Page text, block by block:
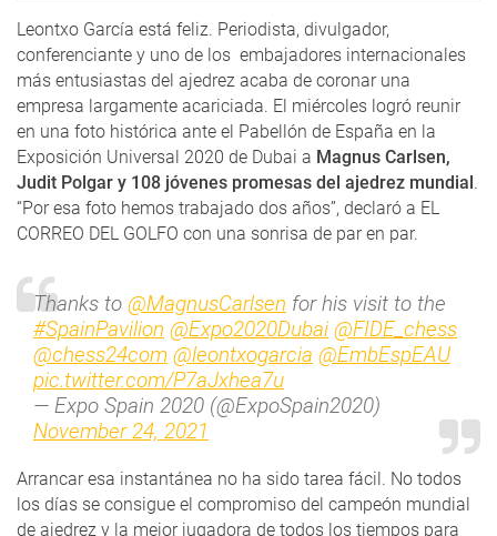
Leontxo García está feliz. Periodista, divulgador,
conferenciante y uno de los embajadores internacionales
más entusiastas del ajedrez acaba de coronar una
empresa largamente acariciada. El miércoles logró reunir
en una foto histórica ante el Pabellón de España en la
Exposición Universal 2020 de Dubai a Magnus Carlsen,
Judit Polgar y 108 jóvenes promesas del ajedrez mundial.
“Por esa foto hemos trabajado dos años”, declaró a EL
CORREO DEL GOLFO con una sonrisa de par en par.
Thanks to @MagnusCarlsen for his visit to the
#SpainPavilion @Expo2020Dubai @FIDE_chess
@chess24com @leontxogarcia @EmbEspEAU
pic.twitter.com/P7aJxhea7u
— Expo Spain 2020 (@ExpoSpain2020)
November 24, 2021
Arrancar esa instantánea no ha sido tarea fácil. No todos
los días se consigue el compromiso del campeón mundial
de ajedrez y la mejor jugadora de todos los tiempos para